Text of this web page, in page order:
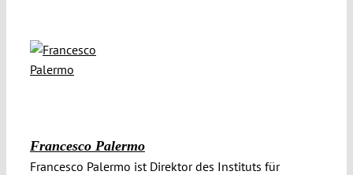
Francesco Palermo
Francesco Palermo ist Direktor des Instituts für